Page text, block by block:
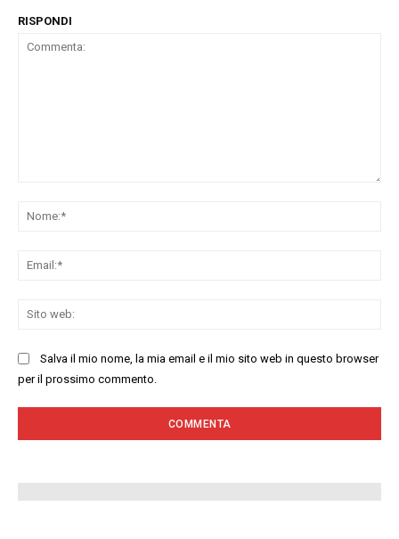
RISPONDI
Salva il mio nome, la mia email e il mio sito web in questo browser
per il prossimo commento.